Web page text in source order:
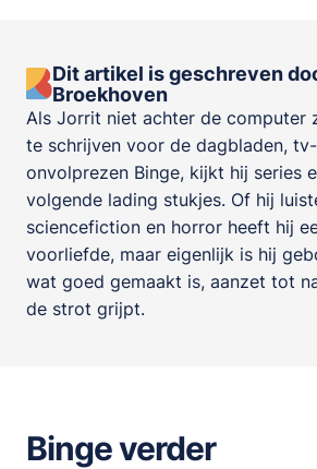
Dit artikel is geschreven
Broekhoven
Als Jorrit niet achter de computer
te schrijven voor de dagbladen,
onvolprezen Binge, kijkt hij series
volgende lading stukjes. Of hij
sciencefiction en horror heeft hij
voorliefde, maar eigenlijk is hij
wat goed gemaakt is, aanzet tot
de strot grijpt.
Binge verder